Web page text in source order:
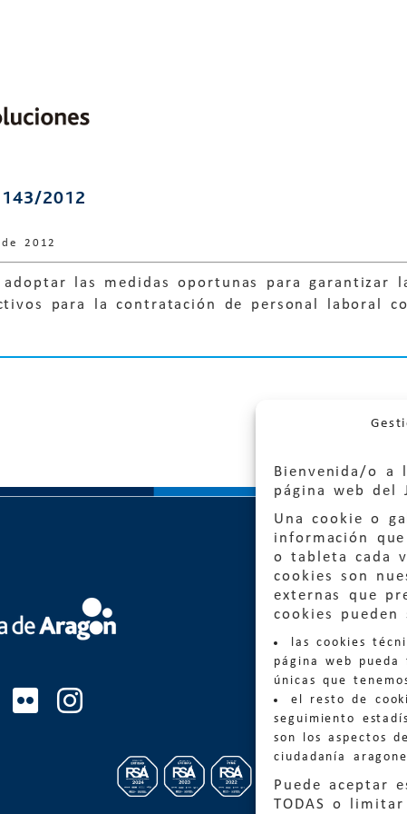
Bienvenida/o a
página web del
Una cookie o
información
o tableta cada
cookies son
externas que
cookies
las cookies
página web
únicas que
el resto de
seguimiento
son los aspectos
ciudadanía
Puede aceptar
TODAS o
2012
2012
adoptar las medidas oportunas para garantizar
para la contratación de personal laboral